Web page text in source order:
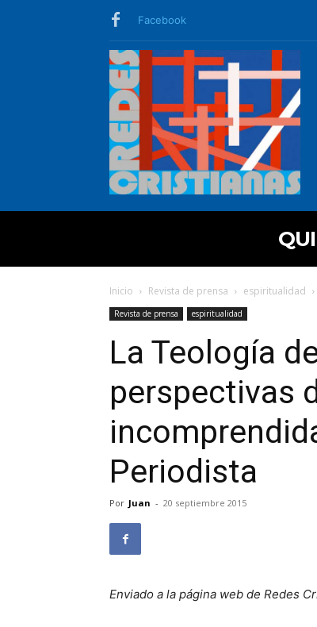
Facebook
Inicio Revista de prensa espiritualidad
Revista de prensa espiritualidad
La Teología
perspectivas
Periodista
Por Juan - 20 septiembre 2015
Enviado a la página web de Redes